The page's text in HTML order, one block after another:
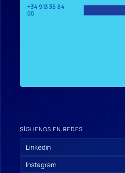
+34 913 35 84
00
SÍGUENOS EN REDES
Linkedin
Instagram